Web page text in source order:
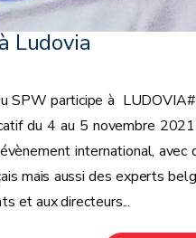
Ludovia
SPW participe à
du 4 au 5 novembre
international, avec
mais aussi des experts
et aux directeurs...